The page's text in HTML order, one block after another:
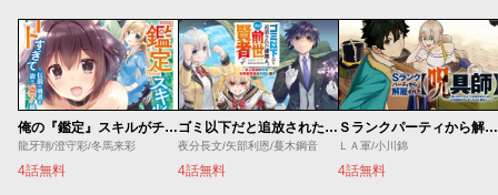
俺の『鑑定』スキルがチートすぎて
龍牙翔/澄守彩/冬馬来彩
4話無料
ゴミ以下だと追放された使用人、実は前世賢者です ～史上最強の賢者、世界最高峰の学園に通う～
夜分長文/矢部利恩/蔓木鋼音
4話無料
Ｓランクパーティから解雇された【呪具師】～『呪いのアイテム』しか作れませんが、その性能はアーティファクト級なり……！～
ＬＡ軍/小川錦
4話無料